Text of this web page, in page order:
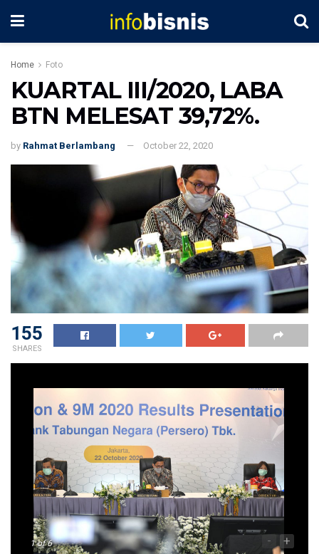
Home Foto
KUARTAL III/2020, LABA
BTN MELESAT 39,72%.
by Rahmat Berlambang October 22, 2020
155
SHARES
1of 6 - +